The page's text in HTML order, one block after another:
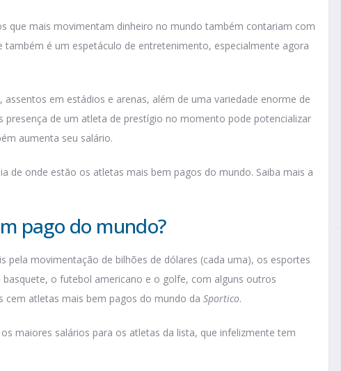
que mais movimentam dinheiro no mundo também contariam com
é um espetáculo de entretenimento, especialmente agora
em estádios e arenas, além de uma variedade enorme de
presença de um atleta de prestígio no momento pode potencializar
aumenta seu salário.
de onde estão os atletas mais bem pagos do mundo. Saiba mais a
pago do mundo?
pela movimentação de bilhões de dólares (cada uma), os esportes
o futebol americano e o golfe, com alguns outros
atletas mais bem pagos do mundo da Sportico.
maiores salários para os atletas da lista, que infelizmente tem